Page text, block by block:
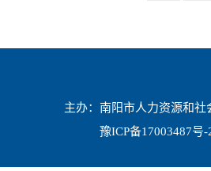
主办：南阳市人力资源和
豫ICP备17003487号-